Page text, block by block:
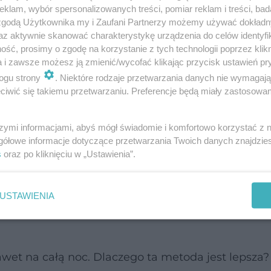
przez kilka-kilknaście minut powoduje utratę
gotowanie, zarówno owsianki, jak i
Na niektóre z nich trzeba uważać
najzdrowsza
jak należałoby zatem zrobić to dobrze?
wodą lub gorącym mlekiem. Tak przygotowany
na całą noc. Dlaczego ta metoda jest lepsza?
wybór spersonalizowanych treści, pomiar reklam i treści,
Użytkownika my i Zaufani Partnerzy możemy używać
aktywnie skanować charakterystykę urządzenia do celów
prosimy o zgodę na korzystanie z tych technologii poprzez
i zawsze możesz ją zmienić/wycofać klikając przycisk ustawień
strony
. Niektóre rodzaje przetwarzania danych nie
się takiemu przetwarzaniu. Preferencje będą miały
informacjami, abyś mógł świadomie i komfortowo korzystać z
informacje dotyczące przetwarzania Twoich danych
oraz po kliknięciu w „Ustawienia”.
USTAWIENIA